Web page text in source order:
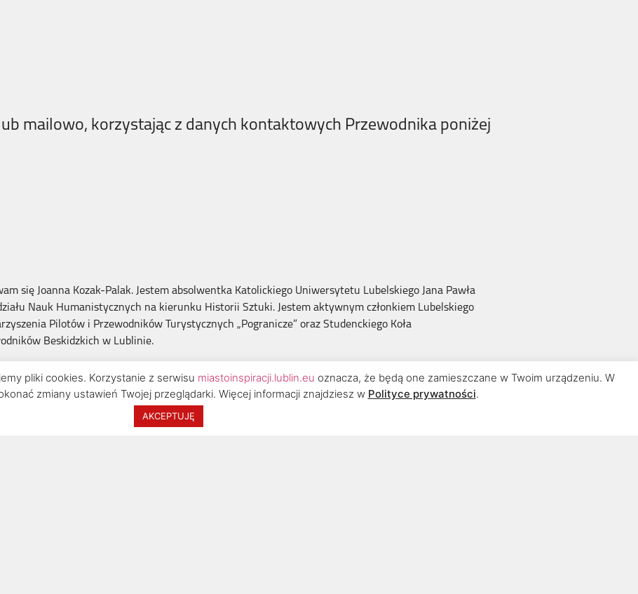
mailowo, korzystając z danych kontaktowych Przewodnika poniżej
się Joanna Kozak-Palak. Jestem absolwentka Katolickiego Uniwersytetu Lubelskiego Jana Pawła
Nauk Humanistycznych na kierunku Historii Sztuki. Jestem aktywnym członkiem Lubelskiego
Pilotów i Przewodników Turystycznych „Pogranicze” oraz Studenckiego Koła
Beskidzkich w Lublinie.
wieku, osoby dorosłe, seniorów oraz grupy osób niepełnosprawnych. Posiadam przeszkolenie i
w zakresie współpracy z osobami niewidomymi (szkolenie poświadczone certyfikatem).
wycieczki miejskie piesze, city-tour oraz piesze rajdy terenowe w bliższych i dalszych okolicach
pliki cookies. Korzystanie z serwisu miastoinspiracji.lublin.eu oznacza, że będą one zamieszczane w Twoim urządzeniu. W
zmiany ustawień Twojej przeglądarki. Więcej informacji znajdziesz w Polityce prywatności.
AKCEPTUJĘ